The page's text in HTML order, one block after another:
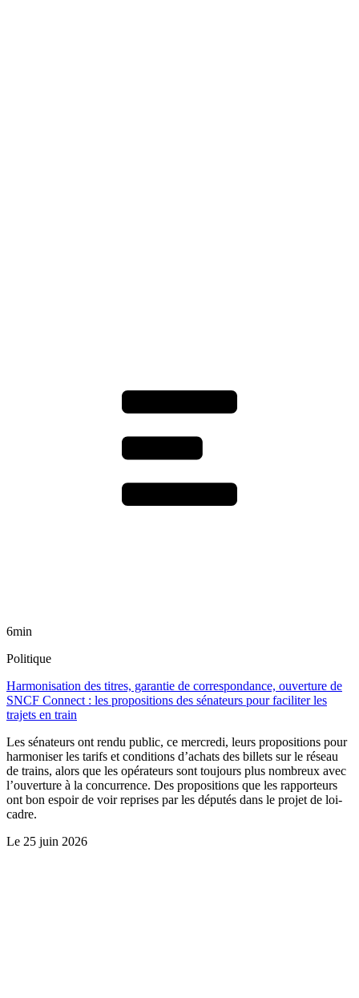
6min
Politique
Harmonisation des titres, garantie de correspondance, ouverture de
SNCF Connect : les propositions des sénateurs pour faciliter les
trajets en train
Les sénateurs ont rendu public, ce mercredi, leurs propositions pour
harmoniser les tarifs et conditions d’achats des billets sur le réseau
de trains, alors que les opérateurs sont toujours plus nombreux avec
l’ouverture à la concurrence. Des propositions que les rapporteurs
ont bon espoir de voir reprises par les députés dans le projet de loi-
cadre.
Le 25 juin 2026